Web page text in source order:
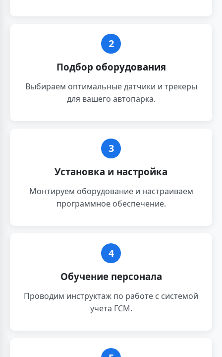
2
Подбор оборудования
Выбираем оптимальные датчики и трекеры
для вашего автопарка.
3
Установка и настройка
Монтируем оборудование и настраиваем
программное обеспечение.
4
Обучение персонала
Проводим инструктаж по работе с системой
учета ГСМ.